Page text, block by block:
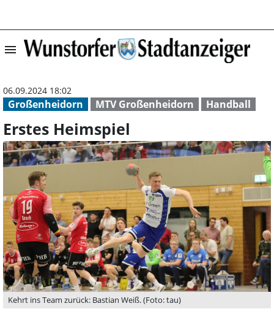
menu Erstes
Großenheidorn MTV Großenheidorn Handball
06.09.2024 18:02
Erstes Heimspiel
Kehrt ins Team zurück: Bastian Weiß. (Foto: tau)